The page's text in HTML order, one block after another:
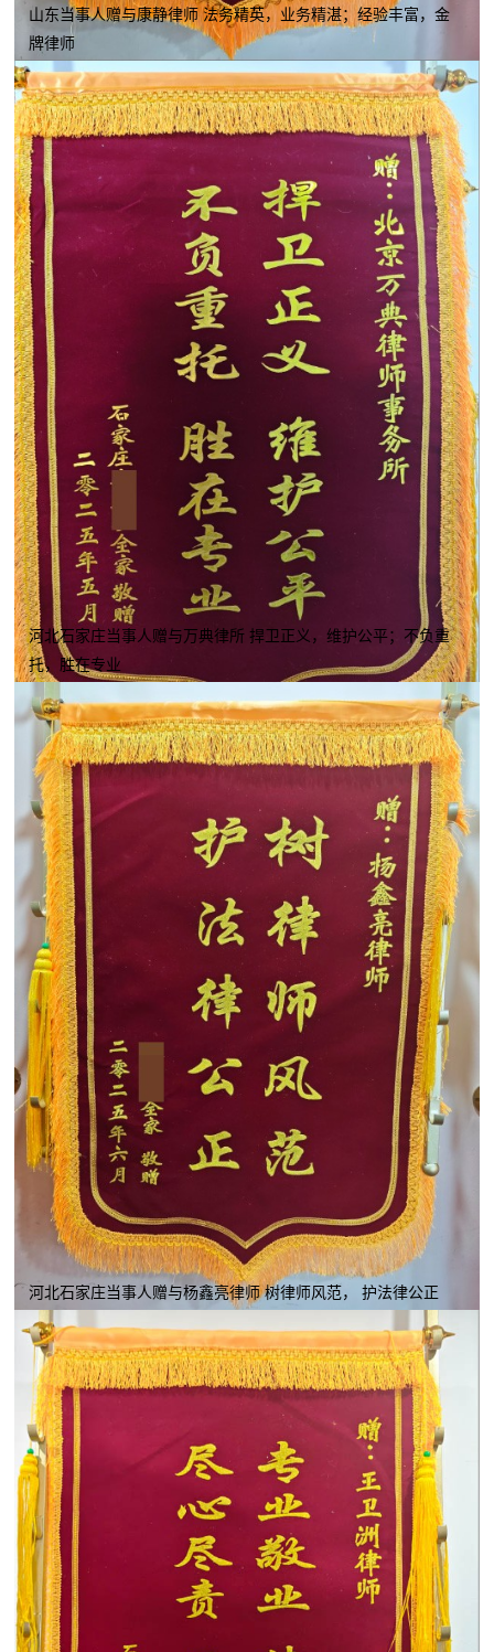
山东当事人赠与康静律师 法务精英，业务精湛；经验丰富，金
牌律师
河北石家庄当事人赠与万典律所 捍卫正义，维护公平；不负重
托，胜在专业
河北石家庄当事人赠与杨鑫亮律师 树律师风范， 护法律公正